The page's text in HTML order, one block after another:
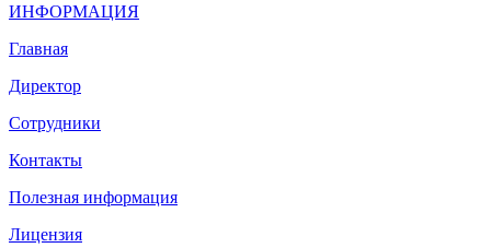
ИНФОРМАЦИЯ
Главная
Директор
Сотрудники
Контакты
Полезная информация
Лицензия